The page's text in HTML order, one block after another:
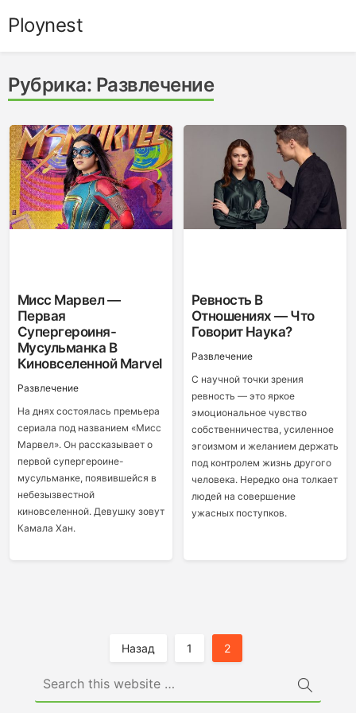
toPloynest
Рубрика: Развлечение
Мисс Марвел —
Первая
Супергероиня-
Мусульманка В
Киновселенной Marvel
Развлечение
На днях состоялась премьера
сериала под названием «Мисс
Марвел». Он рассказывает о
первой супергероине-
мусульманке, появившейся в
небезызвестной
киновселенной. Девушку зовут
Камала Хан.
Ревность В
Отношениях — Что
Говорит Наука?
Развлечение
С научной точки зрения
ревность — это яркое
эмоциональное чувство
собственничества, усиленное
эгоизмом и желанием держать
под контролем жизнь другого
человека. Нередко она толкает
людей на совершение
ужасных поступков.
Пагинация
Записей
Назад 1 2